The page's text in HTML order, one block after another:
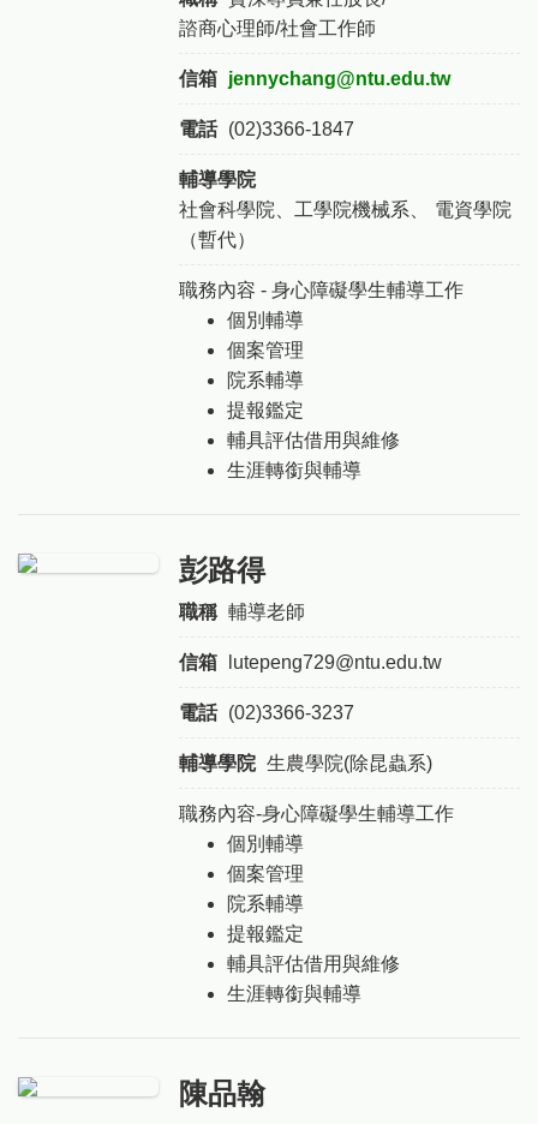
諮商心理師/社會工作師
信箱 jennychang@ntu.edu.tw
電話 (02)3366-1847
輔導學院
社會科學院、工學院機械系、
電資學院
（暫代）
職務內容 - 身心障礙學生輔導工作
個別輔導
個案管理
院系輔導
提報鑑定
輔具評估借用與維修
生涯轉銜與輔導
彭路得
職稱 輔導老師
信箱 lutepeng729@ntu.edu.tw
電話 (02)3366-3237
輔導學院 生農學院(除昆蟲系)
職務內容-身心障礙學生輔導工作
個別輔導
個案管理
院系輔導
提報鑑定
輔具評估借用與維修
生涯轉銜與輔導
陳品翰